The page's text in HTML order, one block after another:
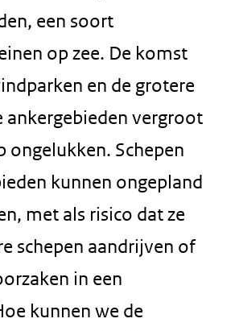
een soort
op zee. De komst
en de grotere
ankergebieden vergroot
ongelukken. Schepen
kunnen ongepland
met als risico dat ze
schepen aandrijven of
in een
kunnen we de